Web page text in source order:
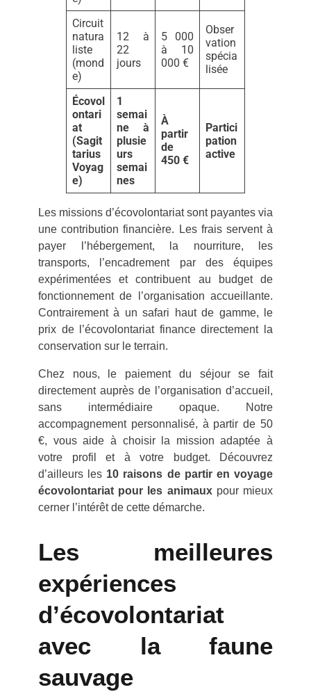
Circuit
natura
liste
(mond
e)
12 à
22
jours
5 000
à 10
000 €
Obser
vation
spécia
lisée
Écovol
ontari
at
(Sagit
tarius
Voyag
e)
1
semai
ne à
plusie
urs
semai
nes
À
partir
de
450 €
Partici
pation
active
Les missions d’écovolontariat sont payantes via
une contribution financière. Les frais servent à
payer l’hébergement, la nourriture, les
transports, l’encadrement par des équipes
expérimentées et contribuent au budget de
fonctionnement de l’organisation accueillante.
Contrairement à un safari haut de gamme, le
prix de l’écovolontariat finance directement la
conservation sur le terrain.
Chez nous, le paiement du séjour se fait
directement auprès de l’organisation d’accueil,
sans intermédiaire opaque. Notre
accompagnement personnalisé, à partir de 50
€, vous aide à choisir la mission adaptée à
votre profil et à votre budget. Découvrez
d’ailleurs les 10 raisons de partir en voyage
écovolontariat pour les animauxpour mieux
cerner l’intérêt de cette démarche.
Les meilleures
expériences
d’écovolontariat
avec la faune
sauvage